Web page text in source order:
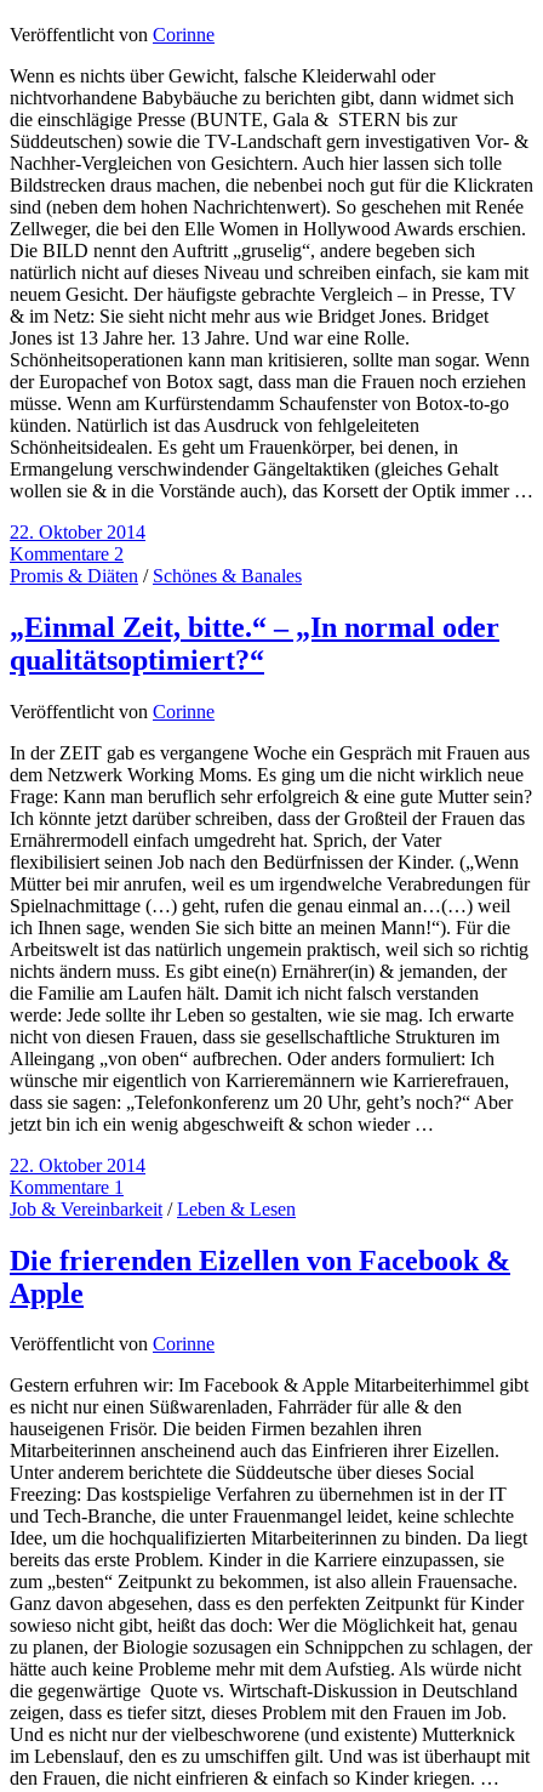
Veröffentlicht von Corinne
Wenn es nichts über Gewicht, falsche Kleiderwahl oder
nichtvorhandene Babybäuche zu berichten gibt, dann widmet sich
die einschlägige Presse (BUNTE, Gala & STERN bis zur
Süddeutschen) sowie die TV-Landschaft gern investigativen Vor- &
Nachher-Vergleichen von Gesichtern. Auch hier lassen sich tolle
Bildstrecken draus machen, die nebenbei noch gut für die Klickraten
sind (neben dem hohen Nachrichtenwert). So geschehen mit Renée
Zellweger, die bei den Elle Women in Hollywood Awards erschien.
Die BILD nennt den Auftritt „gruselig“, andere begeben sich
natürlich nicht auf dieses Niveau und schreiben einfach, sie kam mit
neuem Gesicht. Der häufigste gebrachte Vergleich – in Presse, TV
& im Netz: Sie sieht nicht mehr aus wie Bridget Jones. Bridget
Jones ist 13 Jahre her. 13 Jahre. Und war eine Rolle.
Schönheitsoperationen kann man kritisieren, sollte man sogar. Wenn
der Europachef von Botox sagt, dass man die Frauen noch erziehen
müsse. Wenn am Kurfürstendamm Schaufenster von Botox-to-go
künden. Natürlich ist das Ausdruck von fehlgeleiteten
Schönheitsidealen. Es geht um Frauenkörper, bei denen, in
Ermangelung verschwindender Gängeltaktiken (gleiches Gehalt
wollen sie & in die Vorstände auch), das Korsett der Optik immer …
22. Oktober 2014
Kommentare 2
Promis & Diäten / Schönes & Banales
„Einmal Zeit, bitte.“ – „In normal oder
qualitätsoptimiert?“
Veröffentlicht von Corinne
In der ZEIT gab es vergangene Woche ein Gespräch mit Frauen aus
dem Netzwerk Working Moms. Es ging um die nicht wirklich neue
Frage: Kann man beruflich sehr erfolgreich & eine gute Mutter sein?
Ich könnte jetzt darüber schreiben, dass der Großteil der Frauen das
Ernährermodell einfach umgedreht hat. Sprich, der Vater
flexibilisiert seinen Job nach den Bedürfnissen der Kinder. („Wenn
Mütter bei mir anrufen, weil es um irgendwelche Verabredungen für
Spielnachmittage (…) geht, rufen die genau einmal an…(…) weil
ich Ihnen sage, wenden Sie sich bitte an meinen Mann!“). Für die
Arbeitswelt ist das natürlich ungemein praktisch, weil sich so richtig
nichts ändern muss. Es gibt eine(n) Ernährer(in) & jemanden, der
die Familie am Laufen hält. Damit ich nicht falsch verstanden
werde: Jede sollte ihr Leben so gestalten, wie sie mag. Ich erwarte
nicht von diesen Frauen, dass sie gesellschaftliche Strukturen im
Alleingang „von oben“ aufbrechen. Oder anders formuliert: Ich
wünsche mir eigentlich von Karrieremännern wie Karrierefrauen,
dass sie sagen: „Telefonkonferenz um 20 Uhr, geht’s noch?“ Aber
jetzt bin ich ein wenig abgeschweift & schon wieder …
22. Oktober 2014
Kommentare 1
Job & Vereinbarkeit /Leben & Lesen
Die frierenden Eizellen von Facebook &
Apple
Veröffentlicht von Corinne
Gestern erfuhren wir: Im Facebook & Apple Mitarbeiterhimmel gibt
es nicht nur einen Süßwarenladen, Fahrräder für alle & den
hauseigenen Frisör. Die beiden Firmen bezahlen ihren
Mitarbeiterinnen anscheinend auch das Einfrieren ihrer Eizellen.
Unter anderem berichtete die Süddeutsche über dieses Social
Freezing: Das kostspielige Verfahren zu übernehmen ist in der IT
und Tech-Branche, die unter Frauenmangel leidet, keine schlechte
Idee, um die hochqualifizierten Mitarbeiterinnen zu binden. Da liegt
bereits das erste Problem. Kinder in die Karriere einzupassen, sie
zum „besten“ Zeitpunkt zu bekommen, ist also allein Frauensache.
Ganz davon abgesehen, dass es den perfekten Zeitpunkt für Kinder
sowieso nicht gibt, heißt das doch: Wer die Möglichkeit hat, genau
zu planen, der Biologie sozusagen ein Schnippchen zu schlagen, der
hätte auch keine Probleme mehr mit dem Aufstieg. Als würde nicht
die gegenwärtige Quote vs. Wirtschaft-Diskussion in Deutschland
zeigen, dass es tiefer sitzt, dieses Problem mit den Frauen im Job.
Und es nicht nur der vielbeschworene (und existente) Mutterknick
im Lebenslauf, den es zu umschiffen gilt. Und was ist überhaupt mit
den Frauen, die nicht einfrieren & einfach so Kinder kriegen. …